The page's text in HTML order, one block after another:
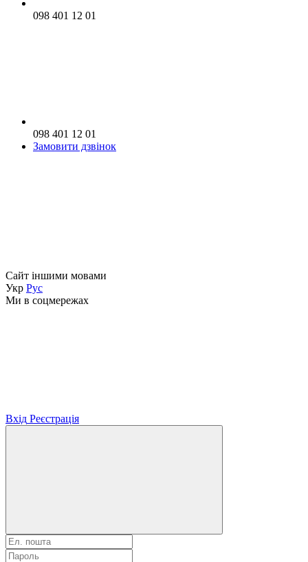
098 401 12 01
098 401 12 01
Замовити дзвінок
Сайт іншими мовами
Укр Рус
Ми в соцмережах
Вхід Реєстрація